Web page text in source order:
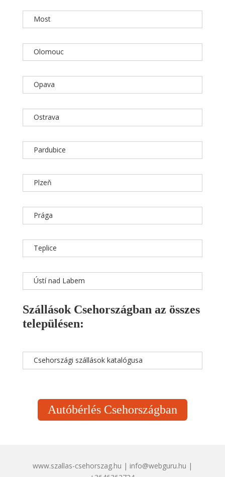
Most
Olomouc
Opava
Ostrava
Pardubice
Plzeň
Prága
Teplice
Ústí nad Labem
Szállások Csehországban az összes
településen:
Csehországi szállások katalógusa
Autóbérlés Csehországban
www.szallas-csehorszag.hu | info@webguru.hu |